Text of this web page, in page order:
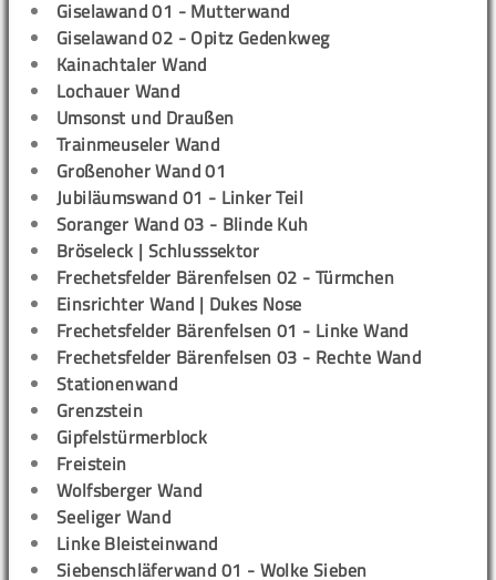
Giselawand 01 - Mutterwand
Giselawand 02 - Opitz Gedenkweg
Kainachtaler Wand
Lochauer Wand
Umsonst und Draußen
Trainmeuseler Wand
Großenoher Wand 01
Jubiläumswand 01 - Linker Teil
Soranger Wand 03 - Blinde Kuh
Bröseleck | Schlusssektor
Frechetsfelder Bärenfelsen 02 - Türmchen
Einsrichter Wand | Dukes Nose
Frechetsfelder Bärenfelsen 01 - Linke Wand
Frechetsfelder Bärenfelsen 03 - Rechte Wand
Stationenwand
Grenzstein
Gipfelstürmerblock
Freistein
Wolfsberger Wand
Seeliger Wand
Linke Bleisteinwand
Siebenschläferwand 01 - Wolke Sieben